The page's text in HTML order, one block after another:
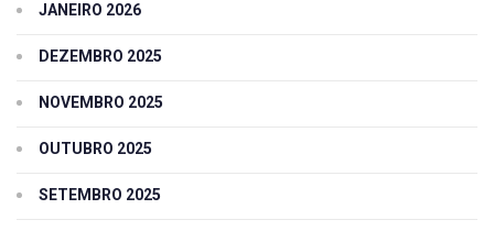
JANEIRO 2026
DEZEMBRO 2025
NOVEMBRO 2025
OUTUBRO 2025
SETEMBRO 2025